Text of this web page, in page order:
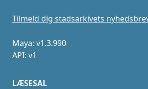
Tilmeld dig stadsarkivets
Maya: v1.3.990
API: v1
LÆSESAL